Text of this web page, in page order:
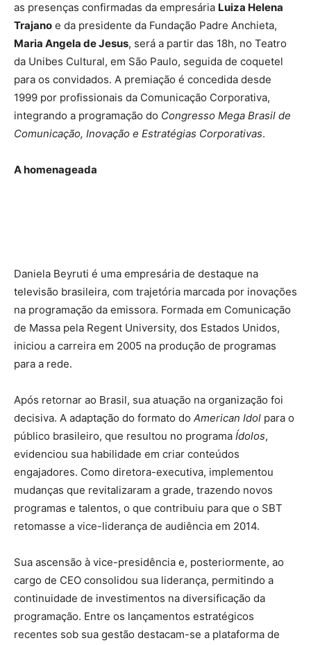
as presenças confirmadas da empresária Luiza Helena
Trajano e da presidente da Fundação Padre Anchieta,
Maria Angela de Jesus, será a partir das 18h, no Teatro
da Unibes Cultural, em São Paulo, seguida de coquetel
para os convidados. A premiação é concedida desde
1999 por profissionais da Comunicação Corporativa,
integrando a programação do Congresso Mega Brasil de
Comunicação, Inovação e Estratégias Corporativas.
A homenageada
Daniela Beyruti é uma empresária de destaque na
televisão brasileira, com trajetória marcada por inovações
na programação da emissora. Formada em Comunicação
de Massa pela Regent University, dos Estados Unidos,
iniciou a carreira em 2005 na produção de programas
para a rede.
Após retornar ao Brasil, sua atuação na organização foi
decisiva. A adaptação do formato do American Idol para o
público brasileiro, que resultou no programa Ídolos,
evidenciou sua habilidade em criar conteúdos
engajadores. Como diretora-executiva, implementou
mudanças que revitalizaram a grade, trazendo novos
programas e talentos, o que contribuiu para que o SBT
retomasse a vice-liderança de audiência em 2014.
Sua ascensão à vice-presidência e, posteriormente, ao
cargo de CEO consolidou sua liderança, permitindo a
continuidade de investimentos na diversificação da
programação. Entre os lançamentos estratégicos
recentes sob sua gestão destacam-se a plataforma de